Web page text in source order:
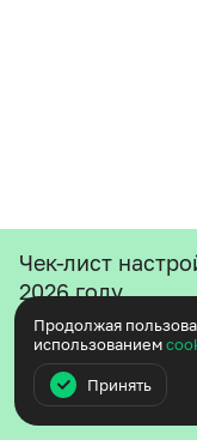
Предложение
показателя
Заходить в
Чек-лист
2026 году
Пошаговый список
кампании — чтобы не
Продолжая
использованием
Принять